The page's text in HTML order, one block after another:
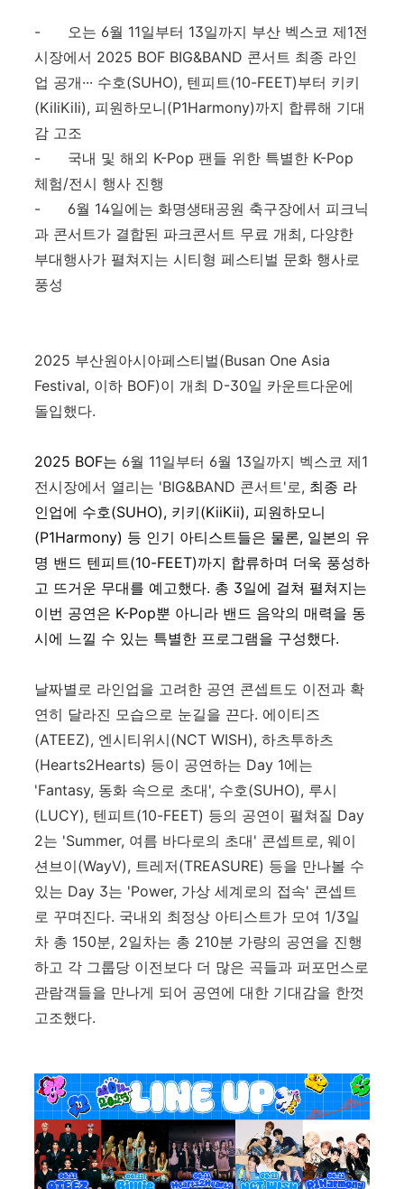
- 오는 6월 11일부터 13일까지 부산 벡스코 제1전
시장에서 2025 BOF BIG&BAND 콘서트 최종 라인
업 공개··· 수호(SUHO), 텐피트(10-FEET)부터 키키
(KiIiKiIi), 피원하모니(P1Harmony)까지 합류해 기대
감 고조
-
국내 및 해외 K-Pop 팬들 위한 특별한 K-Pop
체험/전시 행사 진행
-
6월 14일에는 화명생태공원 축구장에서 피크닉
과 콘서트가 결합된 파크콘서트 무료 개최, 다양한
부대행사가 펼쳐지는 시티형 페스티벌 문화 행사로
풍성
2025 부산원아시아페스티벌(Busan One Asia
Festival, 이하 BOF)이 개최 D-30일 카운트다운에
돌입했다.
2025 BOF는 6월 11일부터 6월 13일까지 벡스코 제1
전시장에서 열리는 'BIG&BAND 콘서트'로, 최종 라
인업에 수호(SUHO), 키키(KiiKii), 피원하모니
(P1Harmony) 등 인기 아티스트들은 물론, 일본의 유
명 밴드 텐피트(10-FEET)까지 합류하며 더욱 풍성하
고 뜨거운 무대를 예고했다. 총 3일에 걸쳐 펼쳐지는
이번 공연은 K-Pop뿐 아니라 밴드 음악의 매력을 동
시에 느낄 수 있는 특별한 프로그램을 구성했다.
날짜별로 라인업을 고려한 공연 콘셉트도 이전과 확
연히 달라진 모습으로 눈길을 끈다. 에이티즈
(ATEEZ), 엔시티위시(NCT WISH), 하츠투하츠
(Hearts2Hearts) 등이 공연하는 Day 1에는
'Fantasy, 동화 속으로 초대', 수호(SUHO), 루시
(LUCY), 텐피트(10-FEET) 등의 공연이 펼쳐질 Day
2는 'Summer, 여름 바다로의 초대' 콘셉트로, 웨이
션브이(WayV), 트레저(TREASURE) 등을 만나볼 수
있는 Day 3는 'Power, 가상 세계로의 접속' 콘셉트
로 꾸며진다. 국내외 최정상 아티스트가 모여 1/3일
차 총 150분, 2일차는 총 210분 가량의 공연을 진행
하고 각 그룹당 이전보다 더 많은 곡들과 퍼포먼스로
관람객들을 만나게 되어 공연에 대한 기대감을 한껏
고조했다.